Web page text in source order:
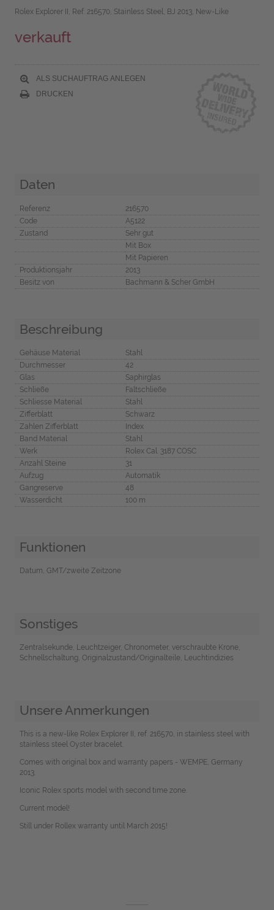
Rolex Explorer II, Ref. 216570, Stainless Steel, BJ 2013, New-Like
verkauft
ALS SUCHAUFTRAG ANLEGEN
DRUCKEN
Daten
Referenz
216570
Code
A5122
Zustand
Sehr gut
Mit Box
Mit Papieren
Produktionsjahr
2013
Besitz von
Bachmann & Scher GmbH
Beschreibung
Gehäuse Material
Stahl
Durchmesser
42
Glas
Saphirglas
Schließe
Faltschließe
Schliesse Material
Stahl
Zifferblatt
Schwarz
Zahlen Zifferblatt
Index
Band Material
Stahl
Werk
Rolex Cal. 3187 COSC
Anzahl Steine
31
Aufzug
Automatik
Gangreserve
48
Wasserdicht
100 m
Funktionen
Datum, GMT/zweite Zeitzone
Sonstiges
Zentralsekunde, Leuchtzeiger, Chronometer, verschraubte Krone,
Schnellschaltung, Originalzustand/Originalteile, Leuchtindizies
Unsere Anmerkungen
This is a new-like Rolex Explorer II, ref. 216570, in stainless steel with
stainless steel Oyster bracelet.
Comes with original box and warranty papers - WEMPE, Germany
2013.
Iconic Rolex sports model with second time zone.
Current model!
Still under Rollex warranty until March 2015!